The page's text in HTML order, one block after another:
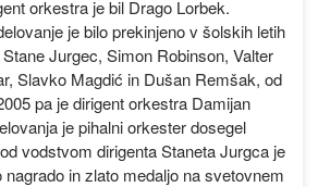
orkestra je bil Drago Lorbek.
je bilo prekinjeno v šolskih letih
Jurgec, Simon Robinson, Valter
Slavko Magdić in Dušan Remšak, od
pa je dirigent orkestra Damijan
je pihalni orkester dosegel
vodstvom dirigenta Staneta Jurgca je
in zlato medaljo na svetovnem